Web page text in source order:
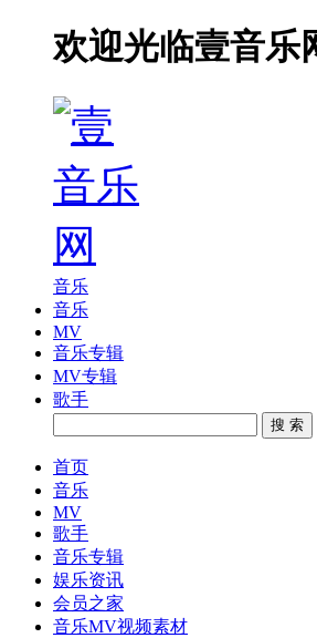
欢迎光临壹音乐
音乐
音乐
MV
音乐专辑
MV专辑
歌手
搜 索
首页
音乐
MV
歌手
音乐专辑
娱乐资讯
会员之家
音乐MV视频素材